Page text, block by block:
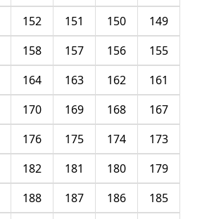
149
150
151
152
155
156
157
158
161
162
163
164
167
168
169
170
173
174
175
176
179
180
181
182
185
186
187
188